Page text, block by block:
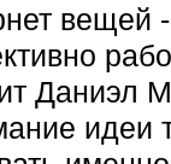
вещей
Даниэл
идеи